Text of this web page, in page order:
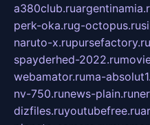
a380club.ru
perk-oka.rug-octopus.ru
naruto-x.rupursefactory.ru
spayderhed-2022.ru
webamator.ruma-
nv-750.runews-plain.ru
dizfiles.ruyoutubefree.ru